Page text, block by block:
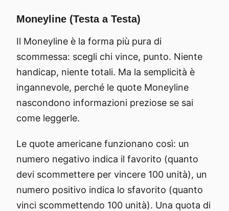
Moneyline (Testa a Testa)
Il Moneyline è la forma più pura di
scommessa: scegli chi vince, punto. Niente
handicap, niente totali. Ma la semplicità è
ingannevole, perché le quote Moneyline
nascondono informazioni preziose se sai
come leggerle.
Le quote americane funzionano così: un
numero negativo indica il favorito (quanto
devi scommettere per vincere 100 unità), un
numero positivo indica lo sfavorito (quanto
vinci scommettendo 100 unità). Una quota di